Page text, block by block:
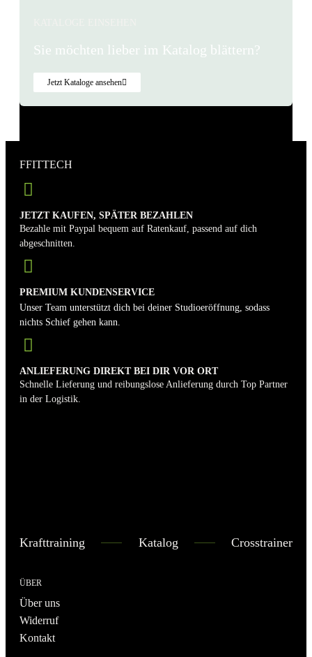
Sie möchten lieber im Katalog blättern?
Jetzt Kataloge ansehen
FFITTECH
JETZT KAUFEN, SPÄTER BEZAHLEN
Bezahle mit Paypal bequem auf Ratenkauf, passend auf dich
abgeschnitten.
PREMIUM KUNDENSERVICE
Unser Team unterstützt dich bei deiner Studioeröffnung, sodass
nichts Schief gehen kann.
ANLIEFERUNG DIREKT BEI DIR VOR ORT
Schnelle Lieferung und reibungslose Anlieferung durch Top Partner
in der Logistik.
Krafttraining Katalog Crosstrainer
ÜBER
Über uns
Widerruf
Kontakt